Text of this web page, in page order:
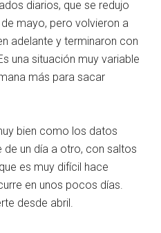
diarios, que se redujo
mayo, pero volvieron a
adelante y terminaron con
una situación muy variable
más para sacar
bien como los datos
un día a otro, con saltos
es muy difícil hace
en unos pocos días.
desde abril.